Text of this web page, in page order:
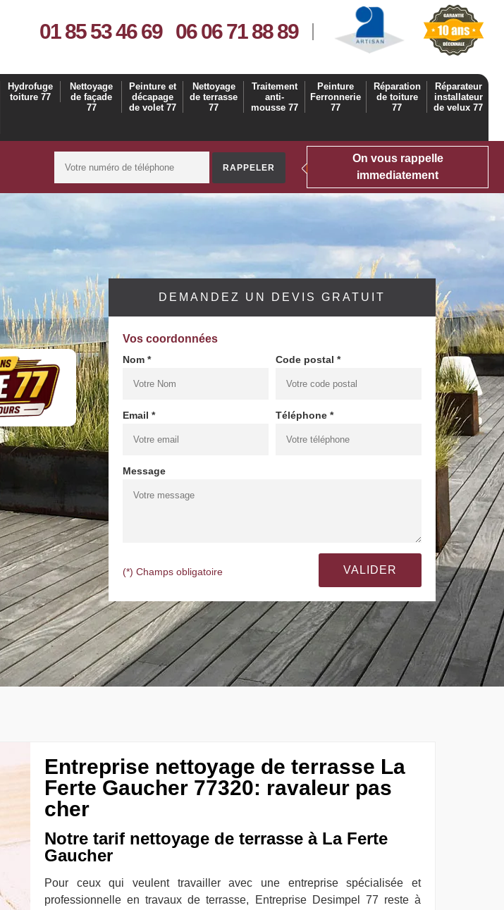
01 85 53 46 69 06 06 71 88 89
Hydrofuge
toiture 77
Nettoyage
de façade
77
Peinture et
décapage
de volet 77
Nettoyage
de terrasse
77
Traitement
anti-
mousse 77
Peinture
Ferronnerie
77
Réparation
de toiture
77
Réparateur
installateur
de velux 77
On vous rappelle
immediatement
DEMANDEZ UN DEVIS GRATUIT
Vos coordonnées
Nom * Code postal *
Email * Téléphone *
Message
(*) Champs obligatoire
Entreprise nettoyage de terrasse La
Ferte Gaucher 77320: ravaleur pas
cher
Notre tarif nettoyage de terrasse à La Ferte
Gaucher
Pour ceux qui veulent travailler avec une entreprise spécialisée et
professionnelle en travaux de terrasse, Entreprise Desimpel 77 reste à